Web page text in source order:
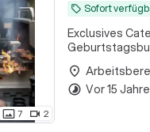
photo_size_select_actual7 videocam 2
local_offer Sofort
Exclusives
place
timelapse Vor 15